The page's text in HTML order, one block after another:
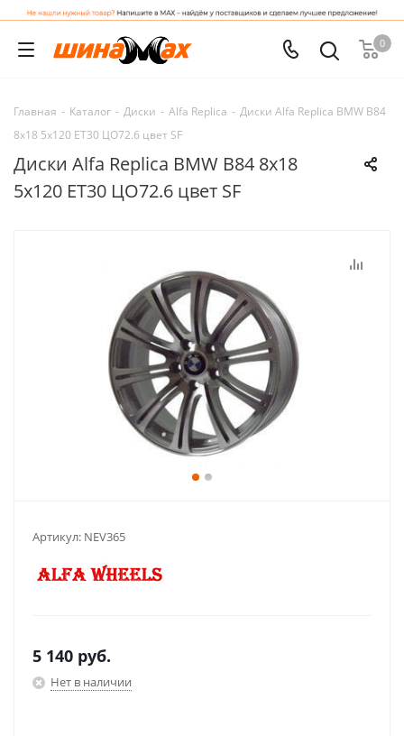
0
Главная - Каталог - Диски - Alfa Replica - Диски Alfa Replica BMW B84
8x18 5x120 ET30 ЦО72.6 цвет SF
Диски Alfa Replica BMW B84 8x18
5x120 ET30 ЦО72.6 цвет SF
Артикул: NEV365
5 140 руб.
Нет в наличии